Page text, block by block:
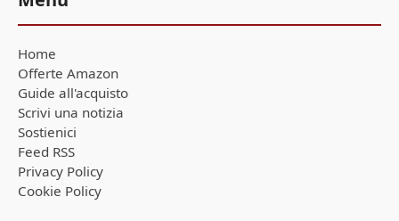
Home
Offerte Amazon
Guide all'acquisto
Scrivi una notizia
Sostienici
Feed RSS
Privacy Policy
Cookie Policy